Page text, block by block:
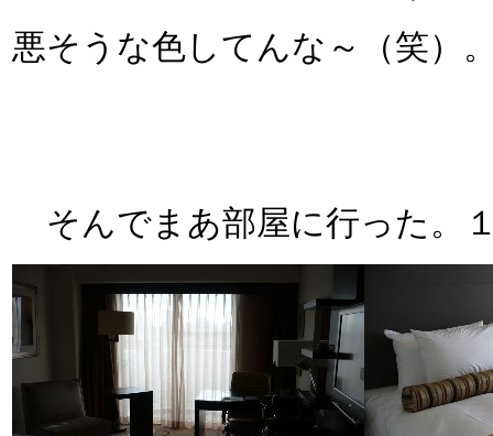
悪そうな色してんな～（笑）
そんでまあ部屋に行った。